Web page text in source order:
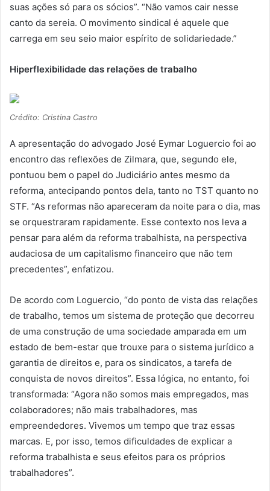
suas ações só para os sócios”. “Não vamos cair nesse
canto da sereia. O movimento sindical é aquele que
carrega em seu seio maior espírito de solidariedade.”
Hiperflexibilidade das relações de trabalho
Crédito: Cristina Castro
A apresentação do advogado José Eymar Loguercio foi ao
encontro das reflexões de Zilmara, que, segundo ele,
pontuou bem o papel do Judiciário antes mesmo da
reforma, antecipando pontos dela, tanto no TST quanto no
STF. “As reformas não apareceram da noite para o dia, mas
se orquestraram rapidamente. Esse contexto nos leva a
pensar para além da reforma trabalhista, na perspectiva
audaciosa de um capitalismo financeiro que não tem
precedentes”, enfatizou.
De acordo com Loguercio, “do ponto de vista das relações
de trabalho, temos um sistema de proteção que decorreu
de uma construção de uma sociedade amparada em um
estado de bem-estar que trouxe para o sistema jurídico a
garantia de direitos e, para os sindicatos, a tarefa de
conquista de novos direitos”. Essa lógica, no entanto, foi
transformada: “Agora não somos mais empregados, mas
colaboradores; não mais trabalhadores, mas
empreendedores. Vivemos um tempo que traz essas
marcas. E, por isso, temos dificuldades de explicar a
reforma trabalhista e seus efeitos para os próprios
trabalhadores”.